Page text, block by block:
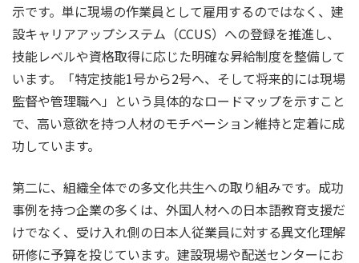
示です。単に現場の作業員として雇用するのではなく、建
設キャリアアップシステム（CCUS）への登録を推進し、
技能レベルや資格取得に応じた明確な昇給制度を整備して
います。「特定技能1号から2号へ、そして将来的には現場
監督や管理職へ」という具体的なロードマップを示すこと
で、高い意欲を持つ人材のモチベーション維持と定着に成
功しています。
第二に、組織全体での多文化共生への取り組みです。成功
事例を持つ企業の多くは、外国人材への日本語教育支援だ
けでなく、受け入れ側の日本人従業員に対する異文化理解
研修に予算を投じています。建設現場や配送センターにお